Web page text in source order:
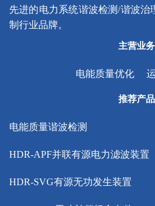
先进的电力系统谐波检测/谐波治
制行业品牌。
主营业务
电能质量优化
推荐产品
电能质量谐波检测
HDR-APF并联有源电力滤波装置
HDR-SVG有源无功发生装置